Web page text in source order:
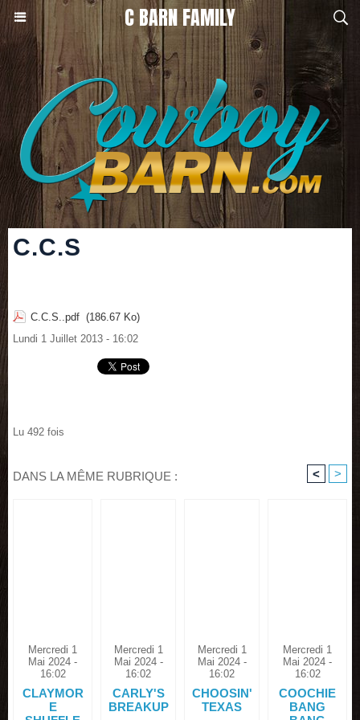
C BARN FAMILY
C.C.S
C.C.S..pdf (186.67 Ko)
Lundi 1 Juillet 2013 - 16:02
Lu 492 fois
DANS LA MÊME RUBRIQUE : < >
Mercredi 1
Mai 2024 -
16:02
CLAYMOR
E
Mercredi 1
Mai 2024 -
16:02
CARLY'S
BREAKUP
Mercredi 1
Mai 2024 -
16:02
CHOOSIN'
TEXAS
Mercredi 1
Mai 2024 -
16:02
COOCHIE
BANG